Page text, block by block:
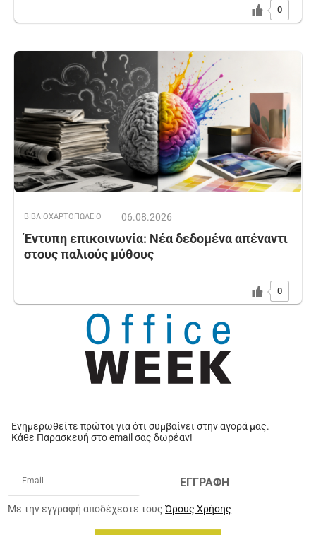
0
ΒΙΒΛΙΟΧΑΡΤΟΠΩΛΕΙΟ 06.08.2026
Έντυπη επικοινωνία: Νέα δεδομένα απέναντι
στους παλιούς μύθους
0
Ενημερωθείτε πρώτοι για ότι συμβαίνει στην αγορά μας.
Κάθε Παρασκευή στο email σας δωρέαν!
ΕΓΓΡΑΦΗ
Με την εγγραφή αποδέχεστε τουςΌρους Χρήσης